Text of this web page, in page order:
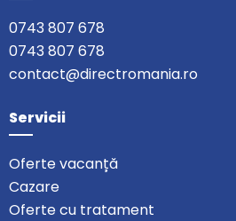
0743 807 678
0743 807 678
contact@directromania.ro
Servicii
Oferte vacanță
Cazare
Oferte cu tratament